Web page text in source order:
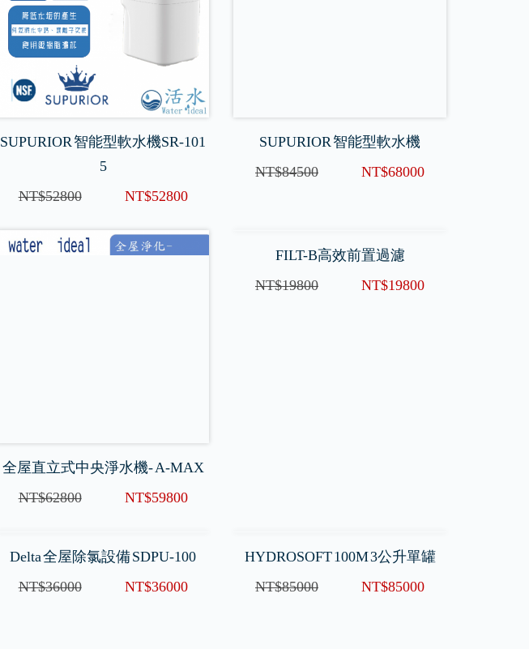
SUPURIOR 智能型軟水機SR-101
5
NT$52800
NT$52800
SUPURIOR 智能型軟水機
NT$84500
NT$68000
全屋直立式中央淨水機- A-MAX
NT$62800
NT$59800